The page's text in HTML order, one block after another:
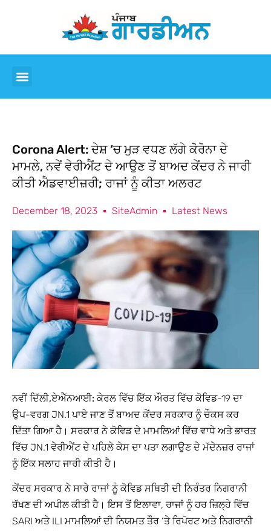
Corona Alert: ਦੇਸ਼ ‘ਚ ਮੁੜ ਵਧਣ ਲੱਗੇ ਕੋਰੋਨਾ ਦੇ
ਮਾਮਲੇ, ਨਵੇਂ ਵੇਰੀਐਂਟ ਦੇ ਆਉਣ ਤੋਂ ਬਾਅਦ ਕੇਂਦਰ ਨੇ ਜਾਰੀ
ਕੀਤੀ ਐਡਵਾਈਜ਼ਰੀ; ਰਾਜਾਂ ਨੂੰ ਕੀਤਾ ਅਲਰਟ
December 18, 2023 SiteAdmin Latest News
ਨਵੀਂ ਦਿੱਲੀ,ਏਐੱਨਆਈ:ਕੇਰਲ ਵਿੱਚ ਇੱਕ ਔਰਤ ਵਿੱਚ ਕੋਵਿਡ-19 ਦਾ
ਉਪ-ਵਰਗ JN.1 ਪਾਏ ਜਾਣ ਤੋਂ ਬਾਅਦ ਕੇਂਦਰ ਸਰਕਾਰ ਨੂੰ ਚੌਕਸ ਕਰ
ਦਿੱਤਾ ਗਿਆ ਹੈ। ਸਰਕਾਰ ਨੇ ਕੋਵਿਡ ਦੇ ਮਾਮਲਿਆਂ ਵਿੱਚ ਵਾਧੇ ਅਤੇ ਭਾਰਤ
ਵਿੱਚ JN.1 ਵੇਰੀਐਂਟ ਦੇ ਪਹਿਲੇ ਕੇਸ ਦਾ ਪਤਾ ਲਗਾਉਣ ਦੇ ਮੱਦੇਨਜ਼ਰ ਰਾਜਾਂ
ਨੂੰ ਇੱਕ ਸਲਾਹ ਜਾਰੀ ਕੀਤੀ ਹੈ।
ਕੇਂਦਰ ਸਰਕਾਰ ਨੇ ਸਾਰੇ ਰਾਜਾਂ ਨੂੰ ਕੋਵਿਡ ਸਥਿਤੀ ਦੀ ਨਿਰੰਤਰ ਨਿਗਰਾਨੀ
ਰੱਖਣ ਦੀ ਅਪੀਲ ਕੀਤੀ ਹੈ। ਇਸ ਤੋਂ ਇਲਾਵਾ, ਰਾਜਾਂ ਨੂੰ ਹਰ ਜ਼ਿਲ੍ਹੇ ਵਿੱਚ
SARI ਅਤੇ ILI ਮਾਮਲਿਆਂ ਦੀ ਨਿਯਮਤ ਤੌਰ ‘ਤੇ ਰਿਪੋਰਟ ਅਤੇ ਨਿਗਰਾਨੀ